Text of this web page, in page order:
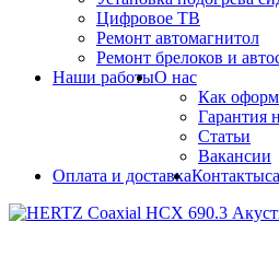
Цифровое ТВ
Ремонт автомагнитол
Ремонт брелоков и
Наши работыО нас
Как
Гарантия
Статьи
Вакансии
Оплата и доставкаКонтакты